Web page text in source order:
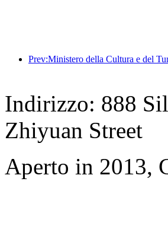
Indirizzo: 888
Zhiyuan Street
Aperto in 2013,